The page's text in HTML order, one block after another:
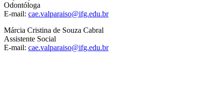
Odontóloga
E-mail: cae.valparaiso@ifg.edu.br
Márcia Cristina de Souza Cabral
Assistente Social
E-mail: cae.valparaiso@ifg.edu.br